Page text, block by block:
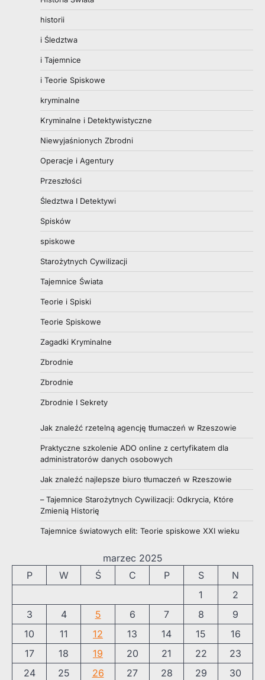
historii
i Śledztwa
i Tajemnice
i Teorie Spiskowe
kryminalne
Kryminalne i Detektywistyczne
Niewyjaśnionych Zbrodni
Operacje i Agentury
Przeszłości
Śledztwa I Detektywi
Spisków
spiskowe
Starożytnych Cywilizacji
Tajemnice Świata
Teorie i Spiski
Teorie Spiskowe
Zagadki Kryminalne
Zbrodnie
Zbrodnie
Zbrodnie I Sekrety
Jak znaleźć rzetelną agencję tłumaczeń w Rzeszowie
Praktyczne szkolenie ADO online z certyfikatem dla
administratorów danych osobowych
Jak znaleźć najlepsze biuro tłumaczeń w Rzeszowie
– Tajemnice Starożytnych Cywilizacji: Odkrycia, Które
Zmienią Historię
Tajemnice światowych elit: Teorie spiskowe XXI wieku
marzec 2025
P
W Ś C P S
N
1
2
3
4 5 6 7 8
9
10
11 12 13 14 15
16
17
18 19 20 21 22
23
24
25 26 27 28 29
30